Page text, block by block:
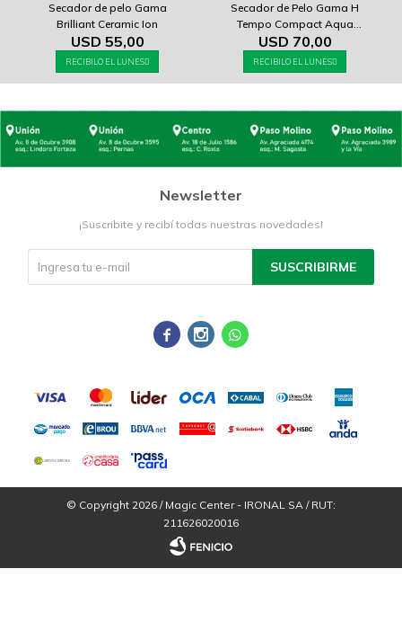
Secador de pelo Gama
Brilliant Ceramic Ion
USD 55,00
RECIBILO EL LUNES
Secador de Pelo Gama H
Tempo Compact Aqua
Therapy ST220
USD 70,00
RECIBILO EL LUNES
Newsletter
¡Suscribite y recibí todas nuestras novedades!
SUSCRIBIRME
  
© Copyright 2026 / Magic Center - IRONAL SA / RUT:
211626020016